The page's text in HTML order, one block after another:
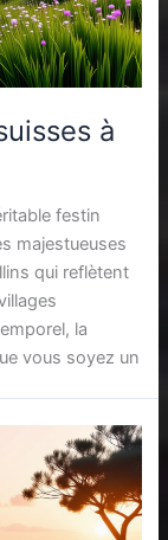
à
festin
majestueuses
qui reflètent
la
vous soyez un